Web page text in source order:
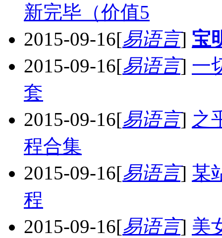
新完毕（价值5
2015-09-16[易语言] 宝
2015-09-16[易语言] 一
套
2015-09-16[易语言] 之
程合集
2015-09-16[易语言] 某
程
2015-09-16[易语言] 美